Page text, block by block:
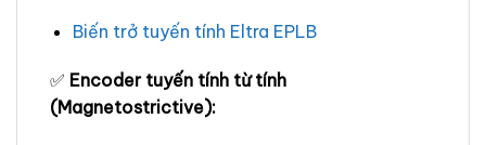
Biến trở tuyến tính Eltra EPLB
✅ Encoder tuyến tính từ tính
(Magnetostrictive):